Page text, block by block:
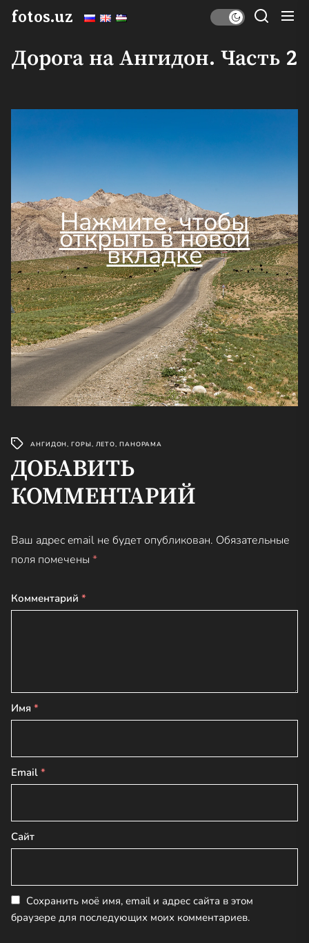
Перейти
fotos.uz
Дорога на Ангидон. Часть 2
Нажмите, чтобы
открыть в новой
вкладке
АНГИДОН,ГОРЫ, ЛЕТО, ПАНОРАМА
ДОБАВИТЬ
КОММЕНТАРИЙ
Ваш адрес email не будет опубликован. Обязательные
поля помечены *
Комментарий *
Имя *
Email *
Сайт
Сохранить моё имя, email и адрес сайта в этом
браузере для последующих моих комментариев.